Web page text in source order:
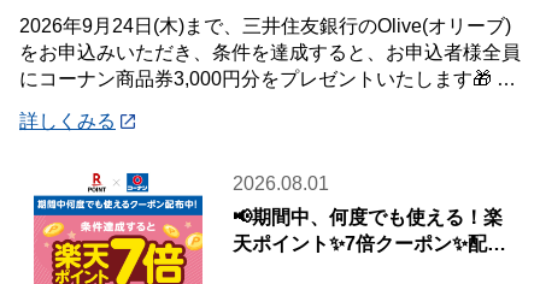
2026年9月24日(木)まで、三井住友銀行のOlive(オリーブ)
をお申込みいただき、条件を達成すると、お申込者様全員
にコーナン商品券3,000円分をプレゼントいたします🎁 詳
詳しくみる
2026.08.01
📢期間中、何度でも使える！楽
天ポイント✨7倍クーポン✨配布